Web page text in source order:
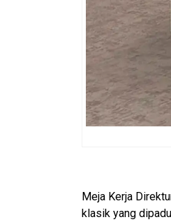
Meja Kerja
klasik yang